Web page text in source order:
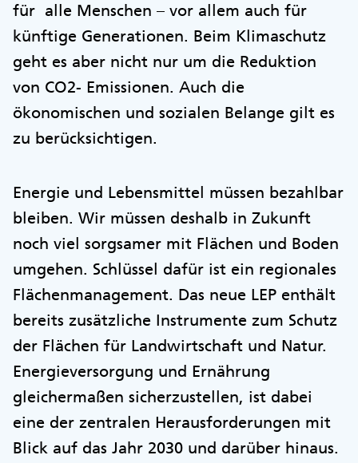
für alle Menschen – vor allem auch für
künftige Generationen. Beim Klimaschutz
geht es aber nicht nur um die Reduktion
von CO2- Emissionen. Auch die
ökonomischen und sozialen Belange gilt es
zu berücksichtigen.
Energie und Lebensmittel müssen bezahlbar
bleiben. Wir müssen deshalb in Zukunft
noch viel sorgsamer mit Flächen und Boden
umgehen. Schlüssel dafür ist ein regionales
Flächenmanagement. Das neue LEP enthält
bereits zusätzliche Instrumente zum Schutz
der Flächen für Landwirtschaft und Natur.
Energieversorgung und Ernährung
gleichermaßen sicherzustellen, ist dabei
eine der zentralen Herausforderungen mit
Blick auf das Jahr 2030 und darüber hinaus.